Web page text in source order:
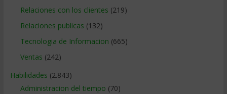
Relaciones con los clientes (219)
Relaciones publicas (132)
Tecnologia de Informacion (665)
Ventas (242)
Habilidades (2.843)
Administracion del tiempo (70)